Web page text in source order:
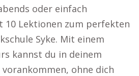
oder einfach
10 Lektionen zum perfekten
Syke. Mit einem
kannst du in deinem
ohne dich